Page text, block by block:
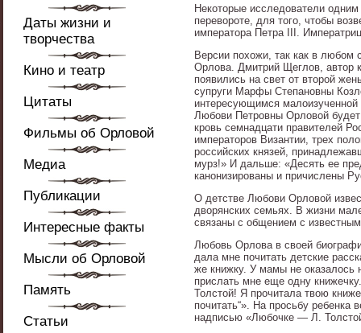
Даты жизни и
творчества
Кино и театр
Цитаты
Фильмы об Орловой
Медиа
Публикации
Интересные факты
Мысли об Орловой
Память
Статьи
Некоторые исследователи
перевороте, для того, чтобы
императора Петра III.
Версии похожи, так как в любом
Орлова. Дмитрий Щеглов, автор
появились на свет от второй
супруги Марфы Степановны
интересующимся малоизученной
Любови Петровны Орловой будет
кровь семнадцати правителей
императоров Византии, трех
российских князей,
мурз!» И дальше: «Десять ее
канонизированы и причислены
О детстве Любови Орловой
дворянских семьях. В жизни
связаны с общением с
Любовь Орлова в своей
дала мне почитать детские
же книжку. У мамы не оказалось
прислать мне еще одну
Толстой! Я прочитала твою
почитать“». На просьбу ребенка
надписью «Любочке — Л.